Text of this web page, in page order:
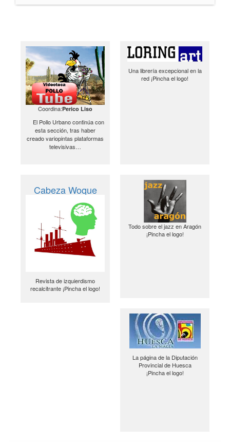
Coordina:Perico Liso
El Pollo Urbano continúa con
esta sección, tras haber
creado variopintas plataformas
televisivas…
Una librería excepcional en la
red ¡Pincha el logo!
Cabeza Woque
Revista de izquierdismo
recalcitrante ¡Pincha el logo!
Todo sobre el jazz en Aragón
¡Pincha el logo!
La página de la Diputación
Provincial de Huesca
¡Pincha el logo!